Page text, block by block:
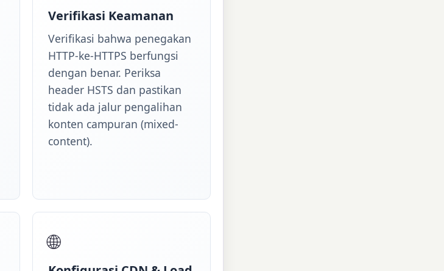
Verifikasi Keamanan
Verifikasi bahwa penegakan
HTTP-ke-HTTPS berfungsi
dengan benar. Periksa
header HSTS dan pastikan
tidak ada jalur pengalihan
konten campuran (mixed-
content).
🌐